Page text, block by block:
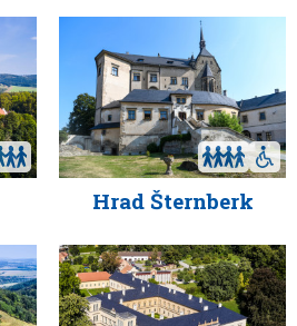
Hrad Šternberk